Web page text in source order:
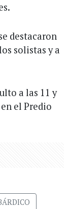
destacaron
solistas y a
a las 11 y
el Predio